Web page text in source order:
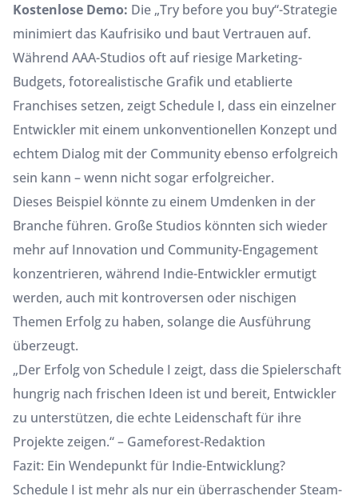
Kostenlose Demo: Die „Try before you buy“-Strategie
minimiert das Kaufrisiko und baut Vertrauen auf.
Während AAA-Studios oft auf riesige Marketing-
Budgets, fotorealistische Grafik und etablierte
Franchises setzen, zeigt Schedule I, dass ein einzelner
Entwickler mit einem unkonventionellen Konzept und
echtem Dialog mit der Community ebenso erfolgreich
sein kann – wenn nicht sogar erfolgreicher.
Dieses Beispiel könnte zu einem Umdenken in der
Branche führen. Große Studios könnten sich wieder
mehr auf Innovation und Community-Engagement
konzentrieren, während Indie-Entwickler ermutigt
werden, auch mit kontroversen oder nischigen
Themen Erfolg zu haben, solange die Ausführung
überzeugt.
„Der Erfolg von Schedule I zeigt, dass die Spielerschaft
hungrig nach frischen Ideen ist und bereit, Entwickler
zu unterstützen, die echte Leidenschaft für ihre
Projekte zeigen.“ – Gameforest-Redaktion
Fazit: Ein Wendepunkt für Indie-Entwicklung?
Schedule I ist mehr als nur ein überraschender Steam-